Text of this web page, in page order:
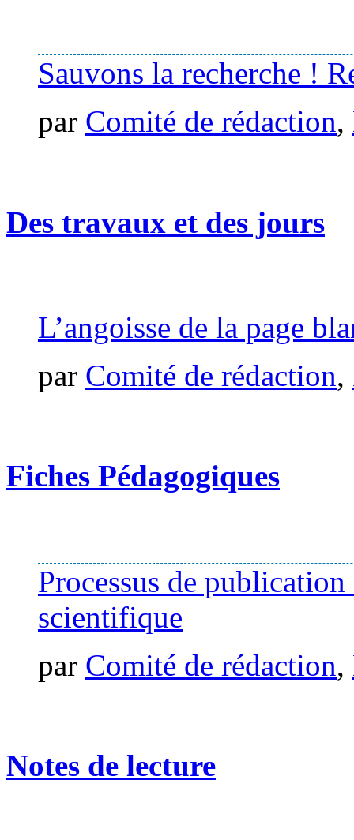
Sauvons la recherche !
par Comité de rédaction,
Des travaux et des jours
L’angoisse de la page
par Comité de rédaction,
Fiches Pédagogiques
Processus de
scientifique
par Comité de rédaction,
Notes de lecture